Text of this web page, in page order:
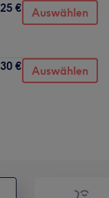
25 € Auswählen
30 € Auswählen